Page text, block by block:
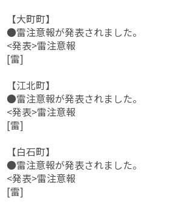
【大町町】
●雷注意報が発表されました。
<発表>雷注意報
[雷]
【江北町】
●雷注意報が発表されました。
<発表>雷注意報
[雷]
【白石町】
●雷注意報が発表されました。
<発表>雷注意報
[雷]